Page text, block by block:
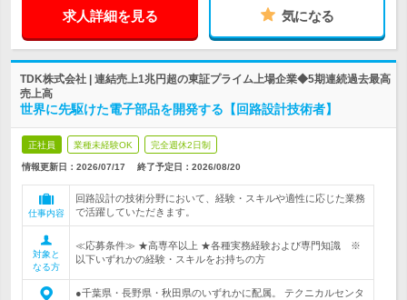
求人詳細を見る 気になる
TDK株式会社 | 連結売上1兆円超の東証プライム上場企業◆5期連続過去最高
売上高
世界に先駆けた電子部品を開発する【回路設計技術者】
正社員 業種未経験OK 完全週休2日制
情報更新日：2026/07/17 終了予定日： 2026/08/20
仕事内容
回路設計の技術分野において、経験・スキルや適性に応じた業務
で活躍していただきます。
対象と
なる方
≪応募条件≫ ★高専卒以上 ★各種実務経験および専門知識 ※
以下いずれかの経験・スキルをお持ちの方
●千葉県・長野県・秋田県のいずれかに配属。 テクニカルセンタ